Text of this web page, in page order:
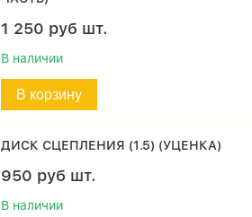
1 250 руб шт.
В наличии
В корзину
ДИСК СЦЕПЛЕНИЯ (1.5) (УЦЕНКА)
950 руб шт.
В наличии